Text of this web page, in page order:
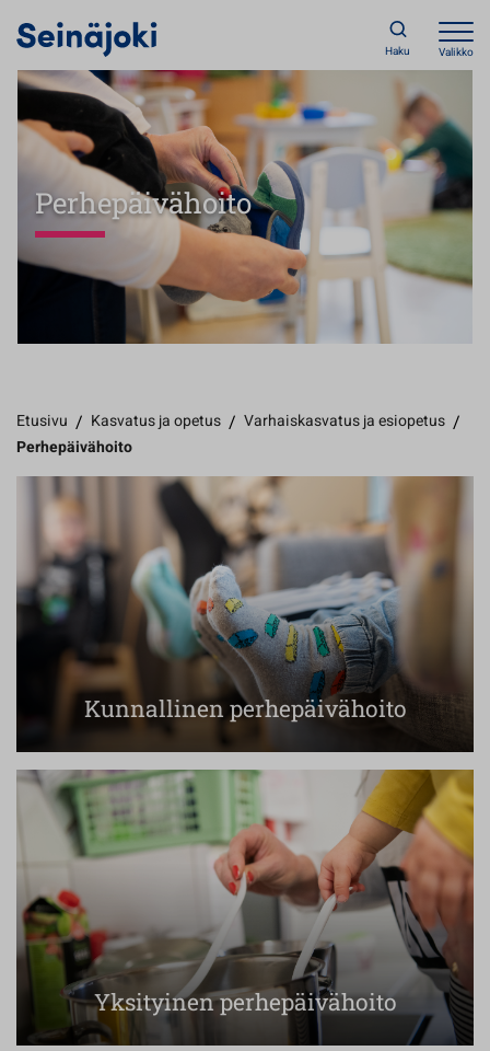
Haku Valikko
Perhepäivähoito
Etusivu / Kasvatus ja opetus / Varhaiskasvatus ja esiopetus /
Perhepäivähoito
Kunnallinen perhepäivähoito
Yksityinen perhepäivähoito